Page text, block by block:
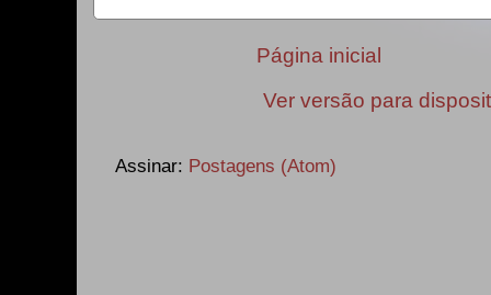
Página inicial
Ver versão para
Assinar: Postagens (Atom)